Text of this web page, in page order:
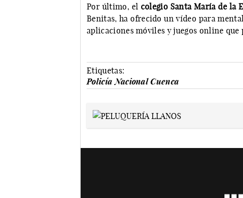
Por último, el colegio Santa María de la
Benitas, ha ofrecido un vídeo para
aplicaciones móviles y juegos online que
Etiquetas:
Policía Nacional Cuenca